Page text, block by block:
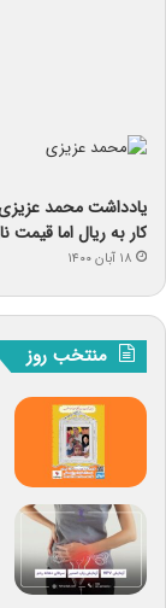
یادداشت‌ محمد
کار به ریال اما قیمت
۱۸ آبان ۱۴۰۰
منتخب روز